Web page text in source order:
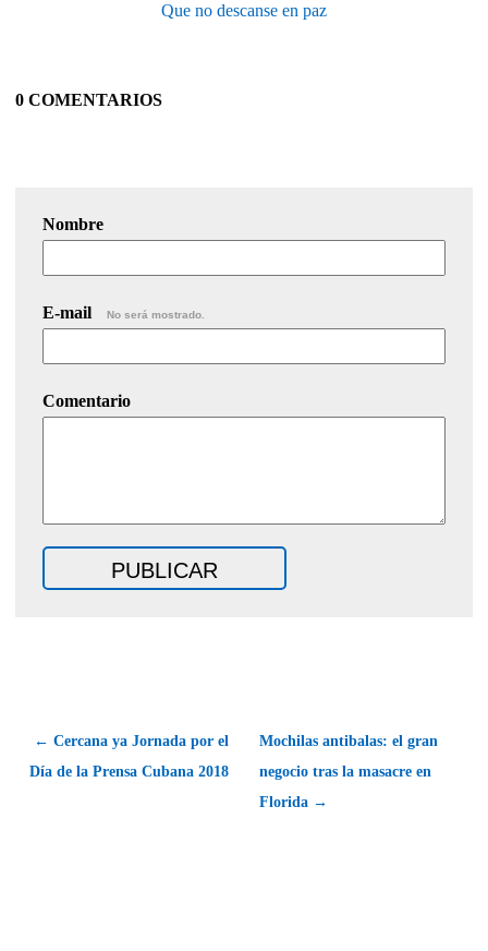
Que no descanse en paz
0 COMENTARIOS
Nombre
E-mail No será mostrado.
Comentario
← Cercana ya Jornada por el
Día de la Prensa Cubana 2018
Mochilas antibalas: el gran
negocio tras la masacre en
Florida →